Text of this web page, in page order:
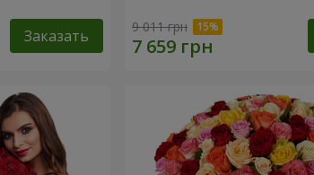
Заказать 9 011 грн